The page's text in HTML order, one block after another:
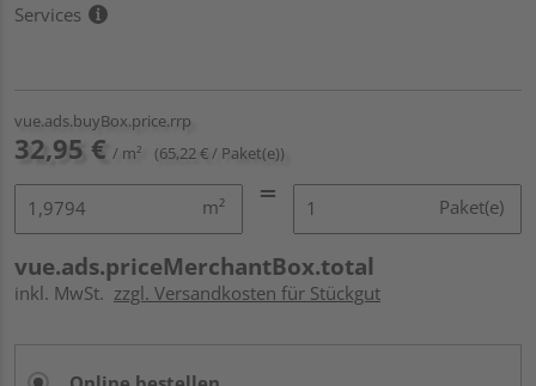
Services
vue.ads.buyBox.price.rrp
32,95 € / m² (65,22 € / Paket(e))
m² Paket(e)
vue.ads.priceMerchantBox.total
inkl. MwSt. zzgl. Versandkosten für Stückgut